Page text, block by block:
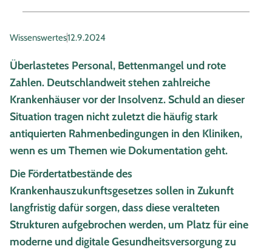
Wissenswertes12.9.2024
Überlastetes Personal, Bettenmangel und rote
Zahlen. Deutschlandweit stehen zahlreiche
Krankenhäuser vor der Insolvenz. Schuld an dieser
Situation tragen nicht zuletzt die häufig stark
antiquierten Rahmenbedingungen in den Kliniken,
wenn es um Themen wie Dokumentation geht.
Die Fördertatbestände des
Krankenhauszukunftsgesetzes sollen in Zukunft
langfristig dafür sorgen, dass diese veralteten
Strukturen aufgebrochen werden, um Platz für eine
moderne und digitale Gesundheitsversorgung zu